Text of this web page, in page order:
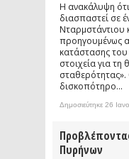
Η ανακάλυψη
διασπαστεί σε
Νταρμστάντιου
προηγουμένως
κατάστασης
στοιχεία για τη
σταθερότητας».
δισκοπότηρο...
Δημοσιεύτηκε 26
Πυρήνων